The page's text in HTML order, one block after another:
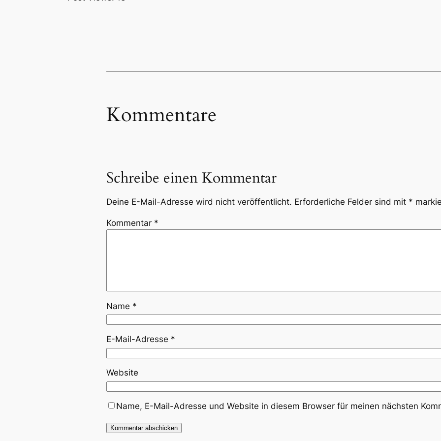
Kommentare
Schreibe einen Kommentar
Deine E-Mail-Adresse wird nicht veröffentlicht. Erforderliche Felder sind mit *
Kommentar *
Name *
E-Mail-Adresse *
Website
Name, E-Mail-Adresse und Website in diesem Browser für meinen nächsten